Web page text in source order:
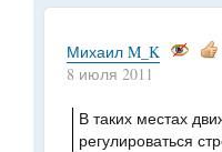
Михаил M_K
8 июля 2011
В таких местах
регулироваться